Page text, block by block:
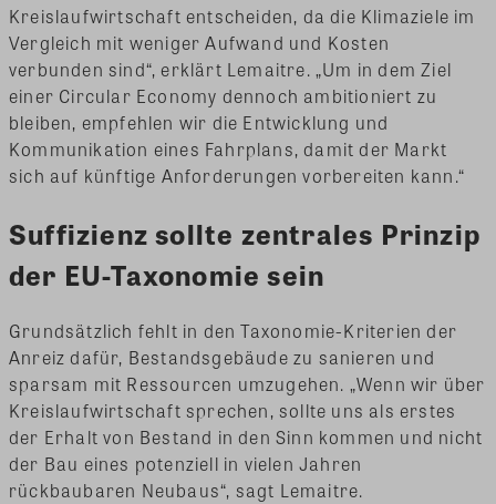
Kreislaufwirtschaft entscheiden, da die Klimaziele im
Vergleich mit weniger Aufwand und Kosten
verbunden sind“, erklärt Lemaitre. „Um in dem Ziel
einer Circular Economy dennoch ambitioniert zu
bleiben, empfehlen wir die Entwicklung und
Kommunikation eines Fahrplans, damit der Markt
sich auf künftige Anforderungen vorbereiten kann.“
Suffizienz sollte zentrales Prinzip
der EU-Taxonomie sein
Grundsätzlich fehlt in den Taxonomie-Kriterien der
Anreiz dafür, Bestandsgebäude zu sanieren und
sparsam mit Ressourcen umzugehen. „Wenn wir über
Kreislaufwirtschaft sprechen, sollte uns als erstes
der Erhalt von Bestand in den Sinn kommen und nicht
der Bau eines potenziell in vielen Jahren
rückbaubaren Neubaus“, sagt Lemaitre.